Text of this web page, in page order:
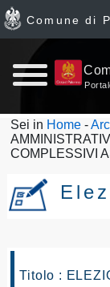
Home
News
Archivio
Comune di
Sei in Home -
COMPLESSIVI
Titolo :